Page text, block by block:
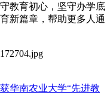
教育初心，坚守办学底
新篇章，帮助更多人通
华南农业大学“先进教